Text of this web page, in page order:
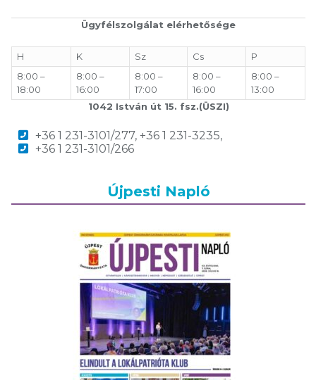
Ügyfélszolgálat elérhetősége
H K Sz Cs
P
8:00 –
18:00
8:00 –
16:00
8:00 –
17:00
8:00 –
16:00
8:00 –
13:00
1042 István út 15. fsz.(ÜSZI)
+36 1 231-3101/277, +36 1 231-3235,
+36 1 231-3101/266
Újpesti Napló